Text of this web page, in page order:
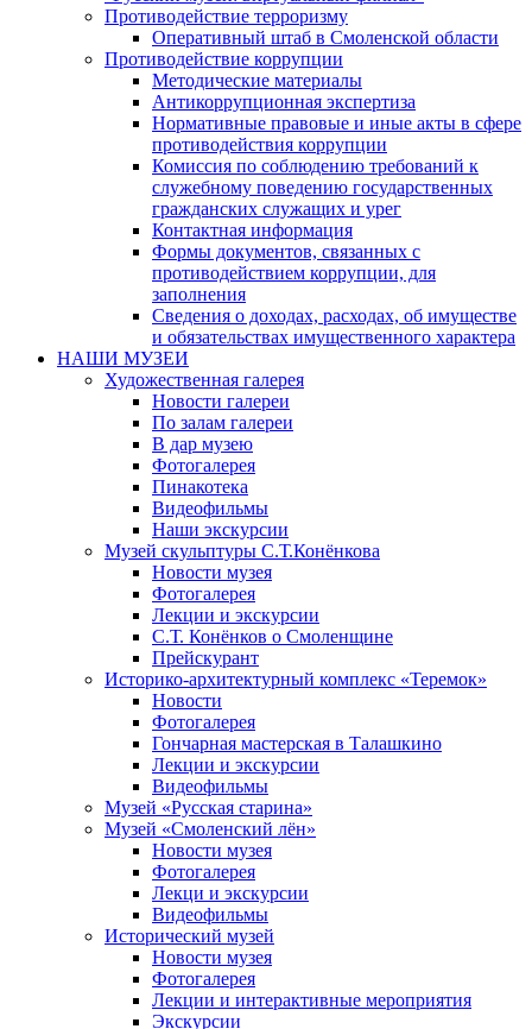
Противодействие терроризму
Оперативный штаб в Смоленской области
Противодействие коррупции
Методические материалы
Антикоррупционная экспертиза
Нормативные правовые и иные акты в сфере
противодействия коррупции
Комиссия по соблюдению требований к
служебному поведению государственных
гражданских служащих и урег
Контактная информация
Формы документов, связанных с
противодействием коррупции, для
заполнения
Сведения о доходах, расходах, об имуществе
и обязательствах имущественного характера
НАШИ МУЗЕИ
Художественная галерея
Новости галереи
По залам галереи
В дар музею
Фотогалерея
Пинакотека
Видеофильмы
Наши экскурсии
Музей скульптуры С.Т.Конёнкова
Новости музея
Фотогалерея
Лекции и экскурсии
С.Т. Конёнков о Смоленщине
Прейскурант
Историко-архитектурный комплекс «Теремок»
Новости
Фотогалерея
Гончарная мастерская в Талашкино
Лекции и экскурсии
Видеофильмы
Музей «Русская старина»
Музей «Смоленский лён»
Новости музея
Фотогалерея
Лекци и экскурсии
Видеофильмы
Исторический музей
Новости музея
Фотогалерея
Лекции и интерактивные мероприятия
Экскурсии